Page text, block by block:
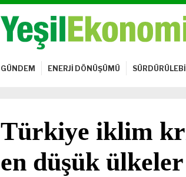
GÜNDEM ENERJİ DÖNÜŞÜMÜ
Türkiye iklim
en düşük ülkeler